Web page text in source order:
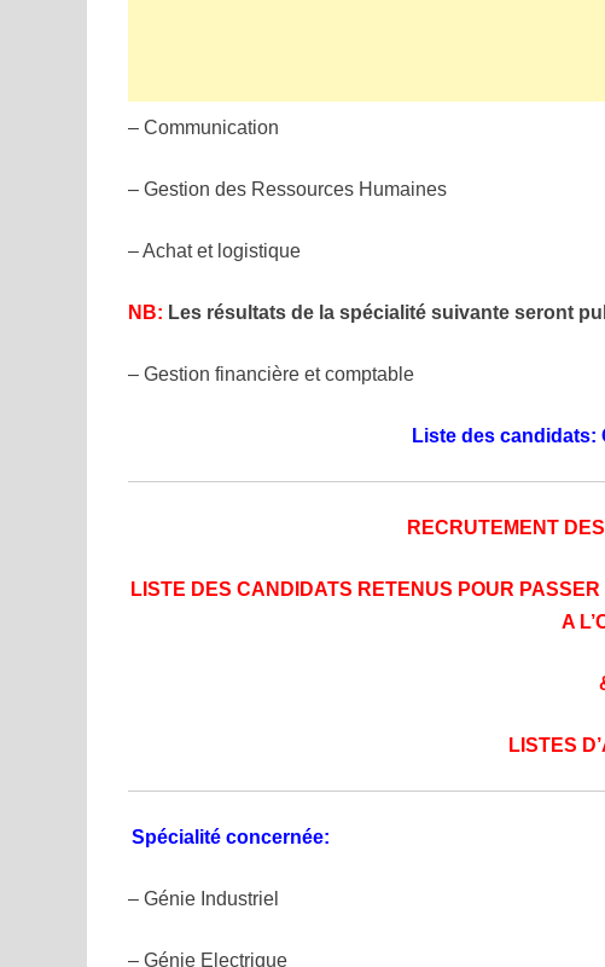
– Communication
– Gestion des Ressources Humaines
– Achat et logistique
NB: Les résultats de la spécialité suivante seront
– Gestion financière et comptable
Liste des candidats:
RECRUTEMENT
LISTE DES CANDIDATS RETENUS POUR
A
LISTES
Spécialité concernée:
– Génie Industriel
– Génie Electrique